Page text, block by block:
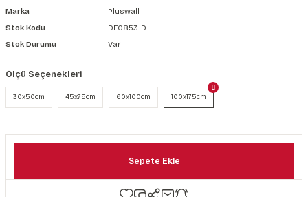
Marka
Pluswall
Stok Kodu
DF0853-D
Stok Durumu
Var
Ölçü Seçenekleri
30x50cm 45x75cm 60x100cm 100x175cm
Sepete Ekle